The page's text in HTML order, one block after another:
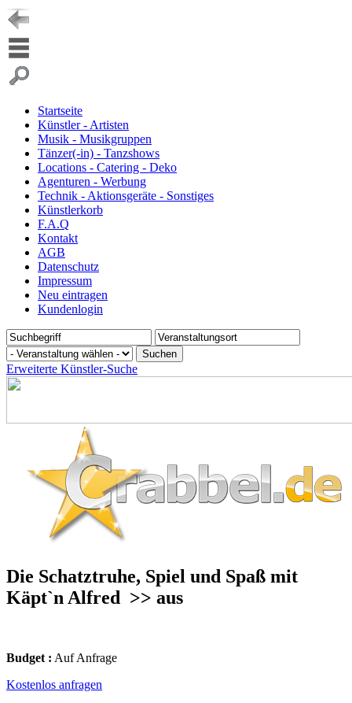
Startseite
Künstler - Artisten
Musik - Musikgruppen
Tänzer(-in) - Tanzshows
Locations - Catering - Deko
Agenturen - Werbung
Technik - Aktionsgeräte - Sonstiges
Künstlerkorb
F.A.Q
Kontakt
AGB
Datenschutz
Impressum
Neu eintragen
Kundenlogin
Erweiterte Künstler-Suche
Die Schatztruhe, Spiel und Spaß mit
Käpt`n Alfred >> aus
Budget : Auf Anfrage
Kostenlos anfragen